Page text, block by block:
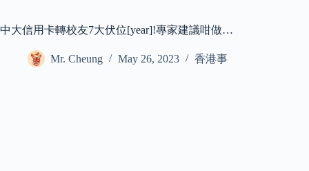
中大信用卡轉校友7大伏位[year]!專家建議咁做…
Mr. Cheung May 26, 2023 香港事